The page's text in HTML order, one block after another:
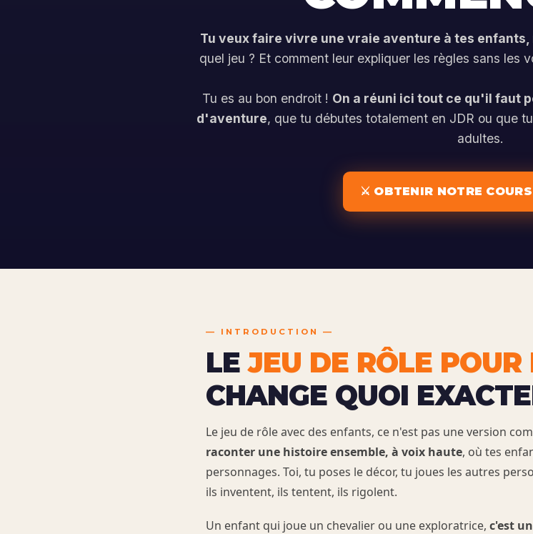
Tu veux faire vivre une vraie aventure à tes
quel jeu ? Et comment leur expliquer les règles sans les
Tu es au bon endroit ! On a réuni ici tout ce qu'il faut
d'aventure, que tu débutes totalement en JDR ou que
adultes.
⚔️ OBTENIR NOTRE
— INTRODUCTION —
LEJEU DE RÔLE
CHANGE QUOI
Le jeu de rôle avec des enfants, ce n'est pas une version
raconter une histoire ensemble, à voix haute, où tes
personnages. Toi, tu poses le décor, tu joues les autres
ils inventent, ils tentent, ils rigolent.
Un enfant qui joue un chevalier ou une exploratrice, c'est